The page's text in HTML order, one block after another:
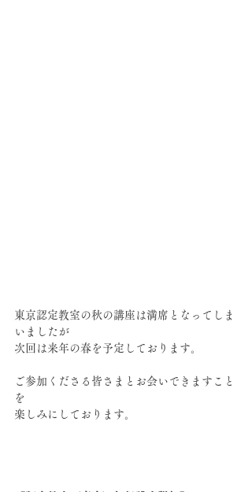
東京認定教室の秋の講座は満席となってしま
いましたが
次回は来年の春を予定しております。
ご参加くださる皆さまとお会いできますこと
を
楽しみにしております。